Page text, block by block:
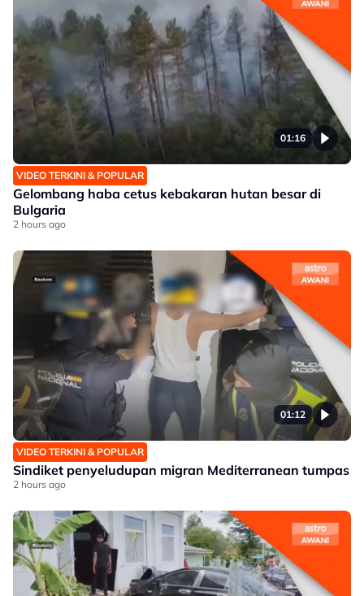
01:16
VIDEO TERKINI & POPULAR
Gelombang haba cetus kebakaran hutan besar di
Bulgaria
2 hours ago
01:12
VIDEO TERKINI & POPULAR
Sindiket penyeludupan migran Mediterranean tumpas
2 hours ago